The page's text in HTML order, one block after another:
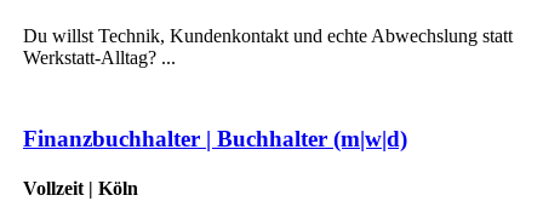
Du willst Technik, Kundenkontakt und echte Abwechslung statt
Werkstatt-Alltag? ...
Finanzbuchhalter | Buchhalter (m|w|d)
Vollzeit | Köln